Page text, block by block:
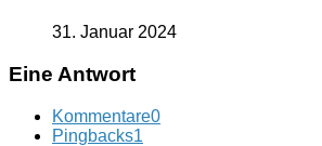
31. Januar 2024
Eine Antwort
Kommentare0
Pingbacks1